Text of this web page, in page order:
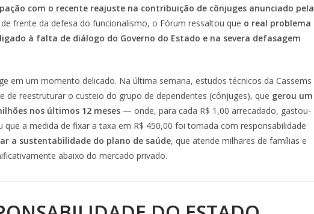
com o recente reajuste na contribuição de cônjuges anunciado pela
frente da defesa do funcionalismo, o Fórum ressaltou que o real problema
à falta de diálogo do Governo do Estado e na severa defasagem
em um momento delicado. Na última semana, estudos técnicos da Cassems
de reestruturar o custeio do grupo de dependentes (cônjuges), que gerou um
nos últimos 12 meses — onde, para cada R$ 1,00 arrecadado, gastou-
que a medida de fixar a taxa em R$ 450,00 foi tomada com responsabilidade
a sustentabilidade do plano de saúde, que atende milhares de famílias e
abaixo do mercado privado.